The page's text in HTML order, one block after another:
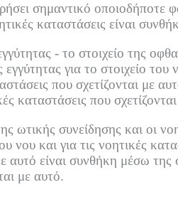
σημαντικό οποιοδήποτε
καταστάσεις είναι
- το στοιχείο της
για το στοιχείο του
που σχετίζονται με
καταστάσεις που
ωτικής συνείδησης και οι
νου και για τις νοητικές
αυτό είναι συνθήκη μέσω της
με αυτό.